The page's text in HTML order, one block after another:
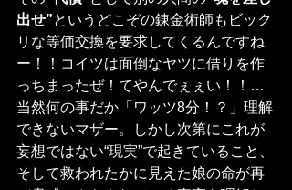
出せ”というどこぞの錬金術師もビック
リな等価交換を要求してくるんですね
ー！！コイツは面倒なヤツに借りを作
っちまったぜ！てやんでぇぇい！！…
当然何の事だか「ワッツ8分！？」理解
できないマザー。しかし次第にこれが
妄想ではない“現実”で起きていること、
そして救われたかに見えた娘の命が再